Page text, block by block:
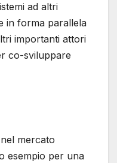
ad altri
in forma parallela
importanti attori
co-sviluppare
mercato
esempio per una